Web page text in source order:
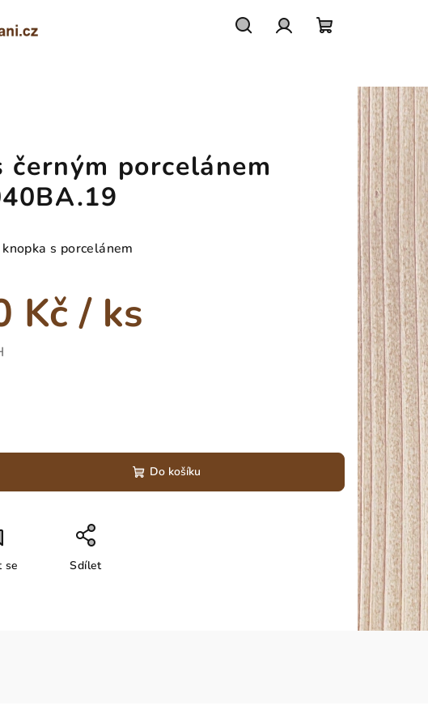
košík
černým porcelánem
s porcelánem
Kč/ ks
Do košíku
se Sdílet